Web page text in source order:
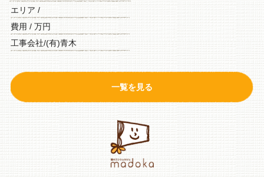
エリア /
費用 / 万円
工事会社/(有)青木
一覧を見る